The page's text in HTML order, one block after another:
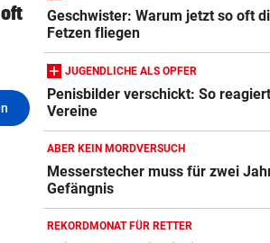
Geschwister: Warum jetzt so oft
Fetzen fliegen
JUGENDLICHE ALS OPFER
Penisbilder verschickt: So
Vereine
ABER KEIN MORDVERSUCH
Messerstecher muss für zwei
Gefängnis
REKORDMONAT FÜR RETTER